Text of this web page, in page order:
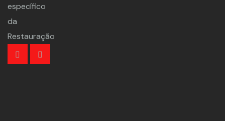
específico
da
Restauração